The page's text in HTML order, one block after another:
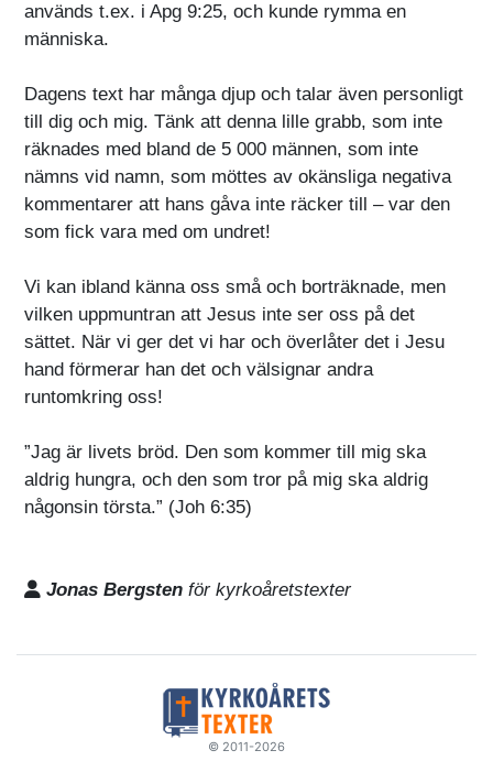
används t.ex. i Apg 9:25, och kunde rymma en
människa.
Dagens text har många djup och talar även personligt
till dig och mig. Tänk att denna lille grabb, som inte
räknades med bland de 5 000 männen, som inte
nämns vid namn, som möttes av okänsliga negativa
kommentarer att hans gåva inte räcker till – var den
som fick vara med om undret!
Vi kan ibland känna oss små och borträknade, men
vilken uppmuntran att Jesus inte ser oss på det
sättet. När vi ger det vi har och överlåter det i Jesu
hand förmerar han det och välsignar andra
runtomkring oss!
”Jag är livets bröd. Den som kommer till mig ska
aldrig hungra, och den som tror på mig ska aldrig
någonsin törsta.” (Joh 6:35)
Jonas Bergsten för kyrkoåretstexter
© 2011-2026